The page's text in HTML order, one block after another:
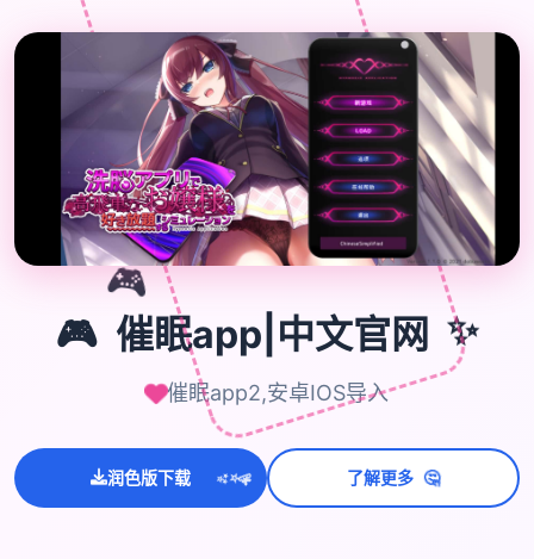
🎮
🎮 催眠app|中文官网 ✨
催眠app2,安卓IOS导入
润色版下载 ✨⭐💫 了解更多 🤔